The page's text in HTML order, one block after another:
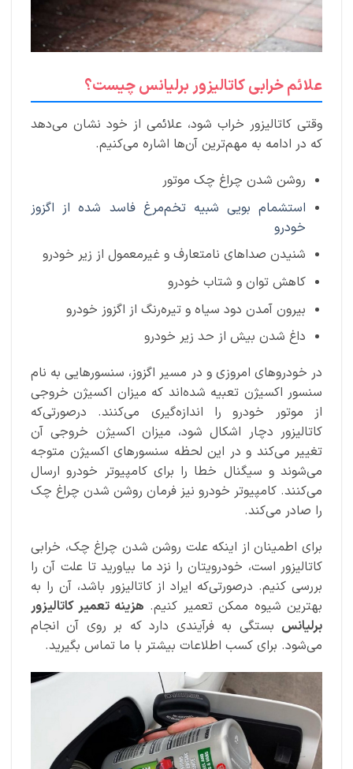
علائم خرابی کاتالیزور برلیانس چیست؟
وقتی کاتالیزور خراب شود، علائمی از خود نشان می‌دهد
که در ادامه به مهم‌ترین آن‌ها اشاره می‌کنیم.
روشن شدن چراغ چک موتور
استشمام بویی شبیه تخم‌مرغ فاسد شده از اگزوز
خودرو
شنیدن صداهای نامتعارف و غیرمعمول از زیر خودرو
کاهش توان و شتاب خودرو
بیرون آمدن دود سیاه و تیره‌رنگ از اگزوز خودرو
داغ شدن بیش‌ از حد زیر خودرو
در خودروهای امروزی و در مسیر اگزوز، سنسورهایی به نام
سنسور اکسیژن تعبیه شده‌اند که میزان اکسیژن خروجی
از موتور خودرو را اندازه‌گیری می‌کنند. درصورتی‌که
کاتالیزور دچار اشکال شود، میزان اکسیژن خروجی آن
تغییر می‌کند و در این لحظه سنسورهای اکسیژن متوجه
می‌شوند و سیگنال خطا را برای کامپیوتر خودرو ارسال
می‌کنند. کامپیوتر خودرو نیز فرمان روشن شدن چراغ چک
را صادر می‌کند.
برای اطمینان از اینکه علت روشن شدن چراغ چک، خرابی
کاتالیزور است، خودرویتان را نزد ما بیاورید تا علت آن را
بررسی کنیم. درصورتی‌که ایراد از کاتالیزور باشد، آن را به
بهترین شیوه ممکن تعمیر کنیم. هزینه تعمیر کاتالیزور
برلیانس بستگی به فرآیندی دارد که بر روی آن انجام
می‌شود. برای کسب اطلاعات بیشتر با ما تماس بگیرید.